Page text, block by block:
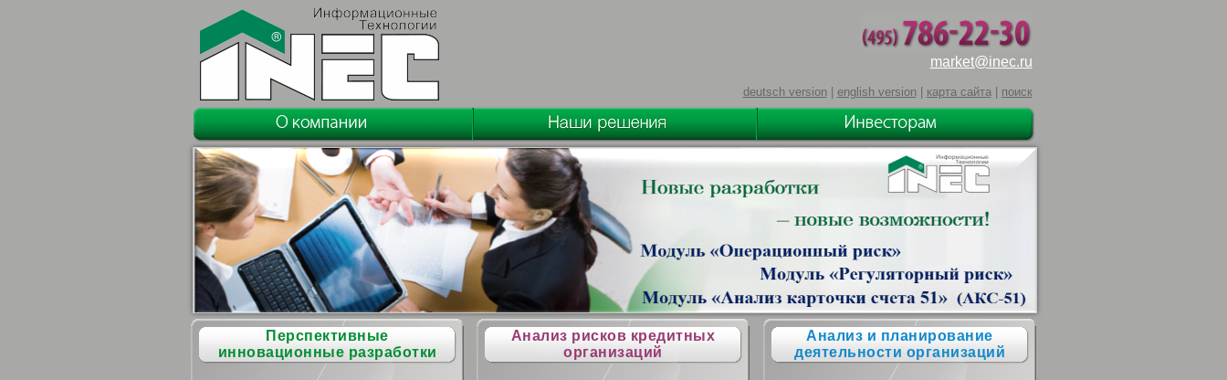
market@inec.ru
deutsch version| english version| карта сайта| поиск
Перспективные
инновационные разработки
Анализ рисков кредитных
организаций
Анализ и планирование
деятельности организаций